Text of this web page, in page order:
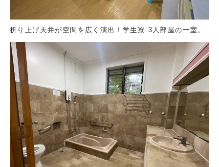
折り上げ天井が空間を広く演出！学生寮 3人部屋の一室。